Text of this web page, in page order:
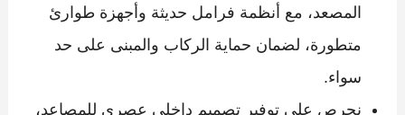
المصعد، مع أنظمة فرامل حديثة وأجهزة طوارئ
متطورة، لضمان حماية الركاب والمبنى على حد
سواء.
نحرص على توفير تصميم داخلي عصري للمصاعد،